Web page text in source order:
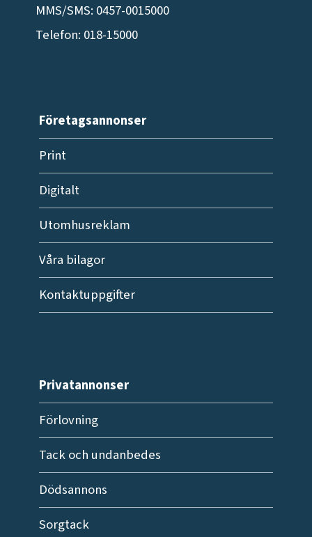
MMS/SMS: 0457-0015000
Telefon: 018-15000
Företagsannonser
Print
Digitalt
Utomhusreklam
Våra bilagor
Kontaktuppgifter
Privatannonser
Förlovning
Tack och undanbedes
Dödsannons
Sorgtack